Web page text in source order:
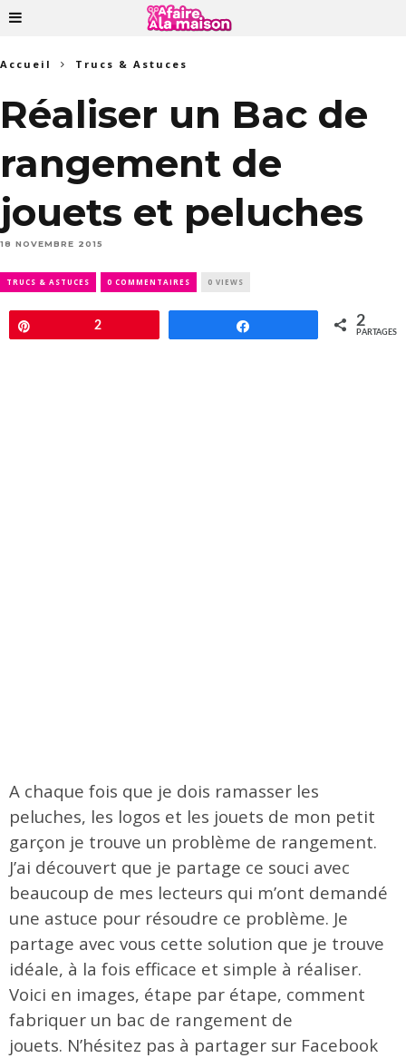
Accueil Trucs & Astuces
Réaliser un Bac de
rangement de
jouets et peluches
18 NOVEMBRE 2015
TRUCS & ASTUCES 0 COMMENTAIRES 0 VIEWS
2 2
PARTAGES
A chaque fois que je dois ramasser les
peluches, les logos et les jouets de mon petit
garçon je trouve un problème de rangement.
J’ai découvert que je partage ce souci avec
beaucoup de mes lecteurs qui m’ont demandé
une astuce pour résoudre ce problème. Je
partage avec vous cette solution que je trouve
idéale, à la fois efficace et simple à réaliser.
Voici en images, étape par étape, comment
fabriquer un bac de rangement de
jouets. N’hésitez pas à partager sur Facebook